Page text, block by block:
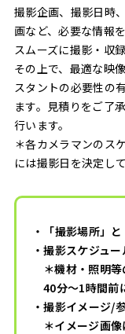
撮影企画、撮影日時
画など、必要な情報
スムーズに撮影・収
その上で、最適な映
スタントの必要性の
ます。見積りをご了
行います。
＊各カメラマンのス
には撮影日を決定し
・「撮影場所」
・撮影スケジュ
＊機材・照明
40分～1時間前
・撮影イメージ/
＊イメージ画